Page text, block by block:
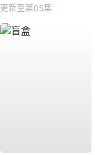
更新至第05集